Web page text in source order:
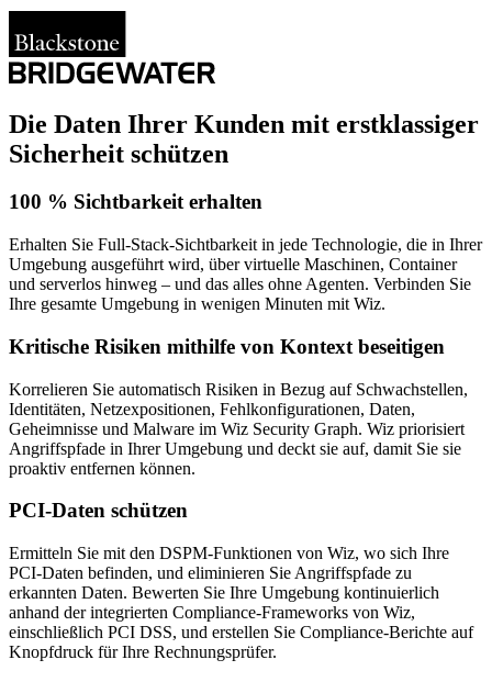
Die Daten Ihrer Kunden mit erstklassiger
Sicherheit schützen
100 % Sichtbarkeit erhalten
Erhalten Sie Full-Stack-Sichtbarkeit in jede Technologie, die in Ihrer
Umgebung ausgeführt wird, über virtuelle Maschinen, Container
und serverlos hinweg – und das alles ohne Agenten. Verbinden Sie
Ihre gesamte Umgebung in wenigen Minuten mit Wiz.
Kritische Risiken mithilfe von Kontext beseitigen
Korrelieren Sie automatisch Risiken in Bezug auf Schwachstellen,
Identitäten, Netzexpositionen, Fehlkonfigurationen, Daten,
Geheimnisse und Malware im Wiz Security Graph. Wiz priorisiert
Angriffspfade in Ihrer Umgebung und deckt sie auf, damit Sie sie
proaktiv entfernen können.
PCI-Daten schützen
Ermitteln Sie mit den DSPM-Funktionen von Wiz, wo sich Ihre
PCI-Daten befinden, und eliminieren Sie Angriffspfade zu
erkannten Daten. Bewerten Sie Ihre Umgebung kontinuierlich
anhand der integrierten Compliance-Frameworks von Wiz,
einschließlich PCI DSS, und erstellen Sie Compliance-Berichte auf
Knopfdruck für Ihre Rechnungsprüfer.